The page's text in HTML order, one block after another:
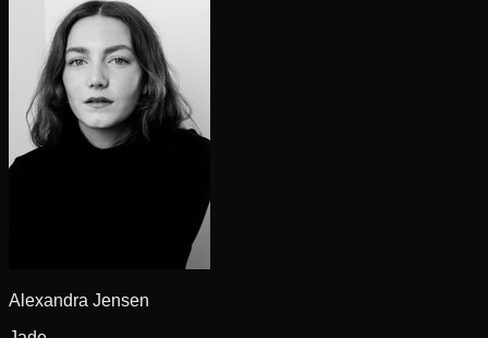
Alexandra Jensen